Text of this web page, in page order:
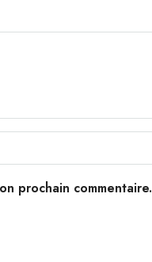
prochain commentaire.